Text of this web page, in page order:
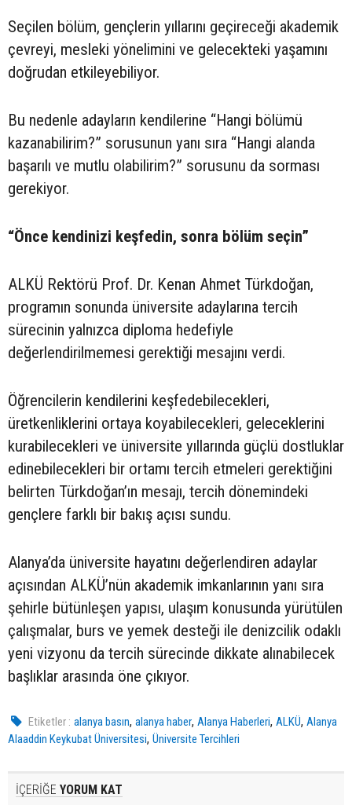
Seçilen bölüm, gençlerin yıllarını geçireceği akademik
çevreyi, mesleki yönelimini ve gelecekteki yaşamını
doğrudan etkileyebiliyor.
Bu nedenle adayların kendilerine “Hangi bölümü
kazanabilirim?” sorusunun yanı sıra “Hangi alanda
başarılı ve mutlu olabilirim?” sorusunu da sorması
gerekiyor.
“Önce kendinizi keşfedin, sonra bölüm seçin”
ALKÜ Rektörü Prof. Dr. Kenan Ahmet Türkdoğan,
programın sonunda üniversite adaylarına tercih
sürecinin yalnızca diploma hedefiyle
değerlendirilmemesi gerektiği mesajını verdi.
Öğrencilerin kendilerini keşfedebilecekleri,
üretkenliklerini ortaya koyabilecekleri, geleceklerini
kurabilecekleri ve üniversite yıllarında güçlü dostluklar
edinebilecekleri bir ortamı tercih etmeleri gerektiğini
belirten Türkdoğan’ın mesajı, tercih dönemindeki
gençlere farklı bir bakış açısı sundu.
Alanya’da üniversite hayatını değerlendiren adaylar
açısından ALKÜ’nün akademik imkanlarının yanı sıra
şehirle bütünleşen yapısı, ulaşım konusunda yürütülen
çalışmalar, burs ve yemek desteği ile denizcilik odaklı
yeni vizyonu da tercih sürecinde dikkate alınabilecek
başlıklar arasında öne çıkıyor.
Etiketler : alanya basın,alanya haber,Alanya Haberleri,ALKÜ,Alanya
Alaaddin Keykubat Üniversitesi, Üniversite Tercihleri
İÇERİĞE YORUM KAT